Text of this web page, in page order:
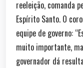
reeleição, comanda
Espírito Santo. O
equipe de governo:
muito importante,
governador dá